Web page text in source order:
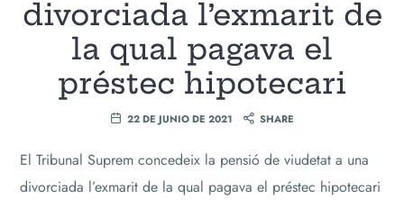
divorciada l’exmarit de
la qual pagava el
préstec hipotecari
22 DE JUNIO DE 2021 SHARE
El Tribunal Suprem concedeix la pensió de viudetat a una
divorciada l’exmarit de la qual pagava el préstec hipotecari